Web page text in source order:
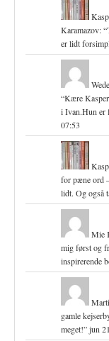
Karamazov: “
er lidt
“Kære
i Ivan.Hun er
07:53
for pæne ord
lidt. Og også
Mie
mig først og
inspirerende
gamle
meget!”jun